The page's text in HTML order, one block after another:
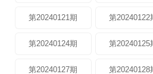
第20240121期 第20240122
第20240124期 第20240125
第20240127期 第20240128